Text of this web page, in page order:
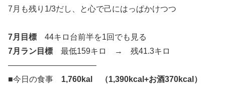
7月も残り1/3だし、と心で己にはっぱかけつつ
7月目標 44キロ台前半を1回でも見る
7月ラン目標 最低159キロ → 残41.3キロ
———————————
■今日の食事 1,760kal （1,390kcal+お酒370kcal）